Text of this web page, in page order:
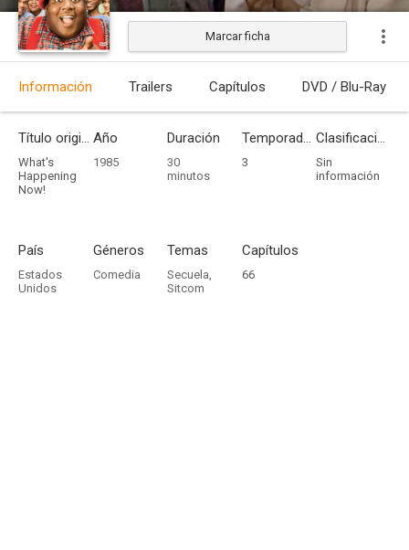
Marcar ficha
Información Trailers Capítulos DVD / Blu-Ray
Título original
What's
Happening
Now!
Año
1985
Duración
30
minutos
Temporadas
3
Clasificación por edades
Sin
información
País
Estados
Unidos
Géneros
Comedia
Temas
Secuela,
Sitcom
Capítulos
66